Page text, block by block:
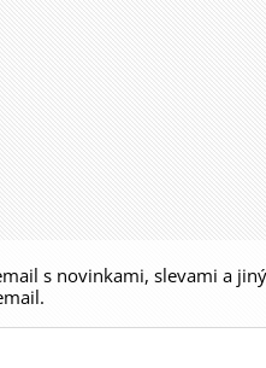
s novinkami, slevami a